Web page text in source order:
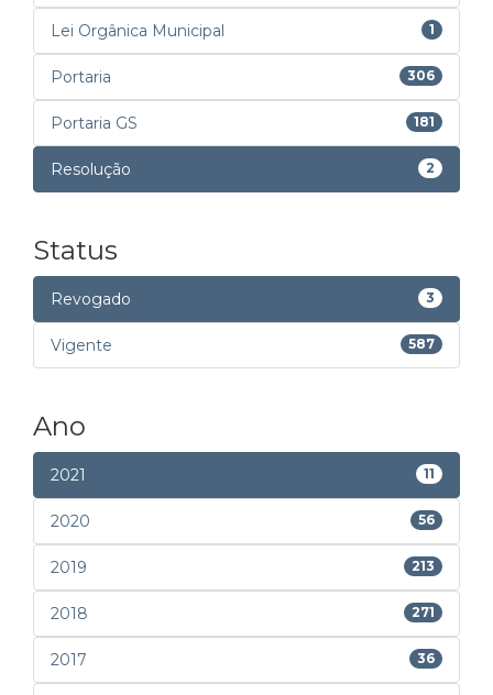
Lei Orgânica Municipal 1
Portaria 306
Portaria GS 181
Resolução 2
Status
Revogado 3
Vigente 587
Ano
2021 11
2020 56
2019 213
2018 271
2017 36